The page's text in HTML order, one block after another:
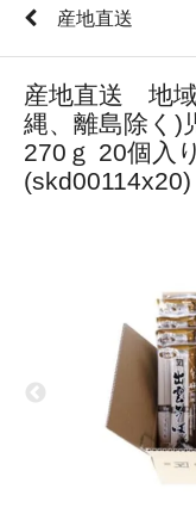
産地直送
産地直送 地
縄、離島除く)
270ｇ 20個入
(skd00114x20)